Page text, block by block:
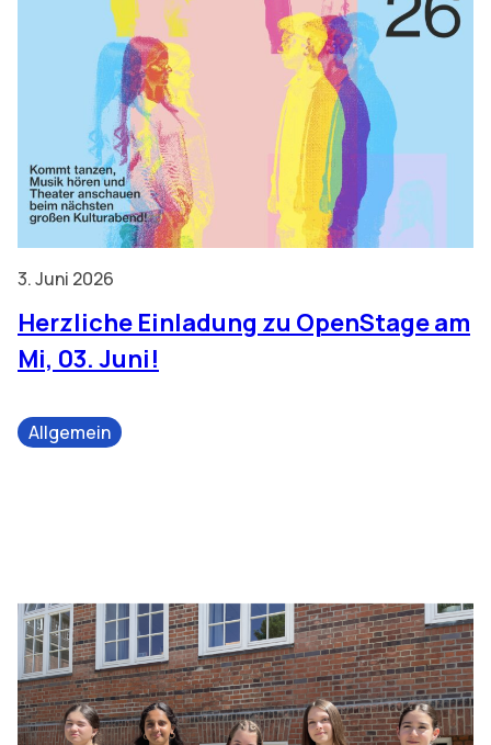
3. Juni 2026
Herzliche Einladung zu OpenStage am
Mi, 03. Juni!
Allgemein